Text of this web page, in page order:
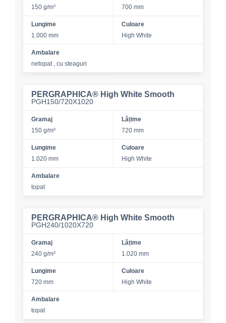
150 g/m²
700 mm
Lungime
1.000 mm
Culoare
High White
Ambalare
netopat , cu steaguri
PERGRAPHICA® High White Smooth
PGH150/720X1020
Gramaj
150 g/m²
Lățime
720 mm
Lungime
1.020 mm
Culoare
High White
Ambalare
topat
PERGRAPHICA® High White Smooth
PGH240/1020X720
Gramaj
240 g/m²
Lățime
1.020 mm
Lungime
720 mm
Culoare
High White
Ambalare
topat